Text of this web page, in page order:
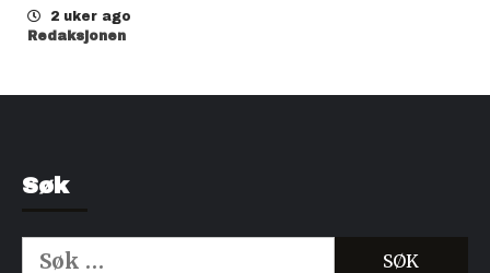
2 uker ago
Redaksjonen
Søk
Søk